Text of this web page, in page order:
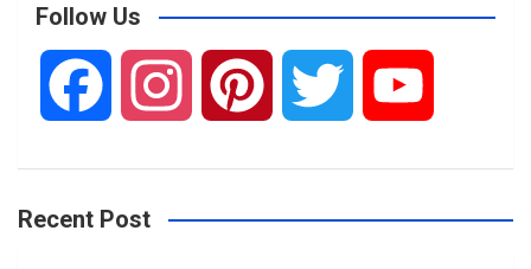
c
Follow Us
c s n i u
Recent Post